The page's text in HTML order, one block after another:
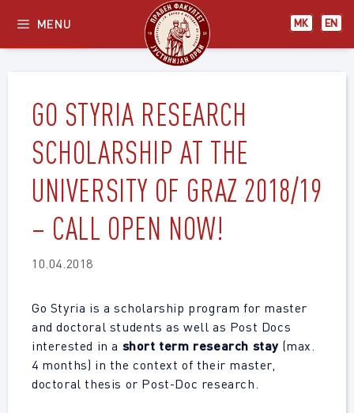
content
МК EN
MENU
GO STYRIA RESEARCH
SCHOLARSHIP AT THE
UNIVERSITY OF GRAZ 2018/19
– CALL OPEN NOW!
10.04.2018
Go Styria is a scholarship program for master
and doctoral students as well as Post Docs
interested in a short term research stay(max.
4 months) in the context of their master,
doctoral thesis or Post-Doc research.